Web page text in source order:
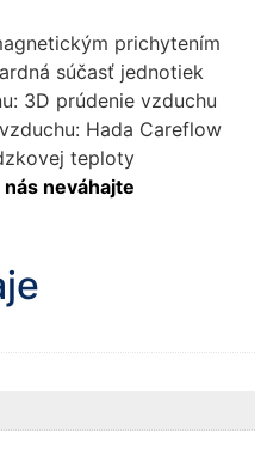
prichytením
súčasť jednotiek
3D prúdenie vzduchu
Hada Careflow
teploty
neváhajte